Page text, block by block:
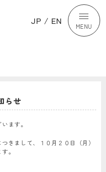
JP / EN MENU
らせ
ます。
きまして、１０月２０日（月）
。